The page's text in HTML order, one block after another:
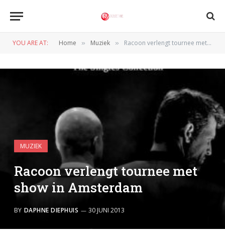
YOU ARE AT: Home » Muziek » Racoon verlengt tournee met show in Amsterdam
MUZIEK
Racoon verlengt tournee met
show in Amsterdam
BY DAPHNE DIEPHUIS 30 JUNI 2013